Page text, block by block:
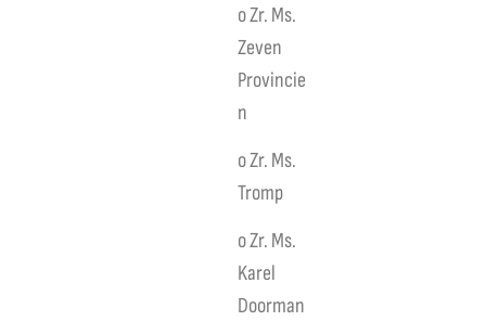
o Zr. Ms.
Zeven
Provincie
n
o Zr. Ms.
Tromp
o Zr. Ms.
Karel
Doorman